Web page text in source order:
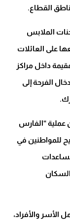
القطاع.
الملابس
على العائلات
داخل مراكز
الفرحة إلى
عملية “الفارس
للمواطنين في
السكان
الأسر والأفراد،